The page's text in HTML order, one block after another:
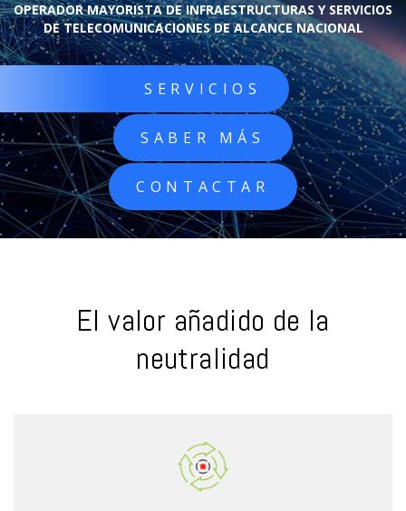
OPERADOR MAYORISTA DE INFRAESTRUCTURAS Y SERVICIOS
DE TELECOMUNICACIONES DE ALCANCE NACIONAL
SERVICIOS
SABER MÁS
CONTACTAR
El valor añadido de la
neutralidad